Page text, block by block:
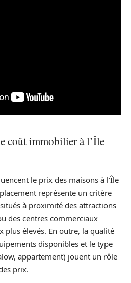
coût immobilier à l’Île
le prix des maisons à l’Île
représente un critère
à proximité des attractions
des centres commerciaux
plus élevés. En outre, la qualité
disponibles et le type
appartement) jouent un rôle
prix.